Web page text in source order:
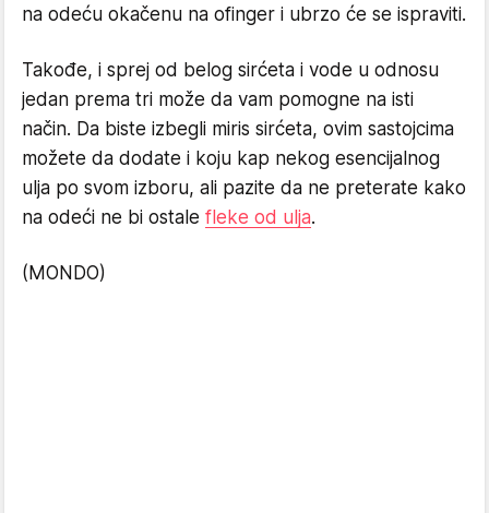
na odeću okačenu na ofinger i ubrzo će se ispraviti.
Takođe, i sprej od belog sirćeta i vode u odnosu
jedan prema tri može da vam pomogne na isti
način. Da biste izbegli miris sirćeta, ovim sastojcima
možete da dodate i koju kap nekog esencijalnog
ulja po svom izboru, ali pazite da ne preterate kako
na odeći ne bi ostale fleke od ulja.
(MONDO)